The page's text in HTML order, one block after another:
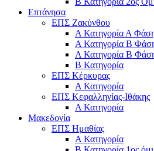
Επτάνησα
ΕΠΣ Ζακύνθου
Α Κατηγορία Α
Α Κατηγορία Β
Α Κατηγορία Β
Β Κατηγορία
ΕΠΣ Κέρκυρας
A Κατηγορία
ΕΠΣ Κεφαλληνίας-Ιθάκης
Α Κατηγορία
Μακεδονία
ΕΠΣ Ημαθίας
Α Κατηγορία